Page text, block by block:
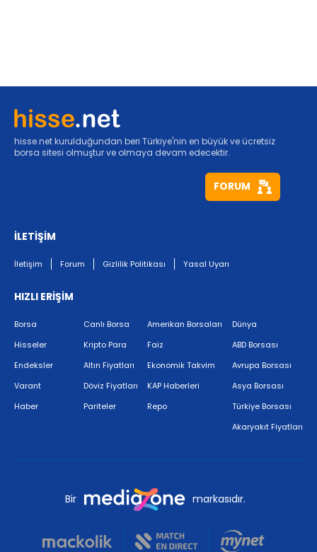
hisse.net kurulduğundan beri Türkiye'nin en büyük ve ücretsiz
borsa sitesi olmuştur ve olmaya devam edecektir.
FORUM
İLETİŞİM
İletişim Forum Gizlilik Politikası Yasal Uyarı
HIZLI ERİŞİM
Borsa
Hisseler
Endeksler
Varant
Haber
Canlı Borsa
Kripto Para
Altın Fiyatları
Döviz Fiyatları
Pariteler
Amerikan Borsaları
Faiz
Ekonomik Takvim
KAP Haberleri
Repo
Dünya
ABD Borsası
Avrupa Borsası
Asya Borsası
Türkiye Borsası
Akaryakıt Fiyatları
Bir markasıdır.